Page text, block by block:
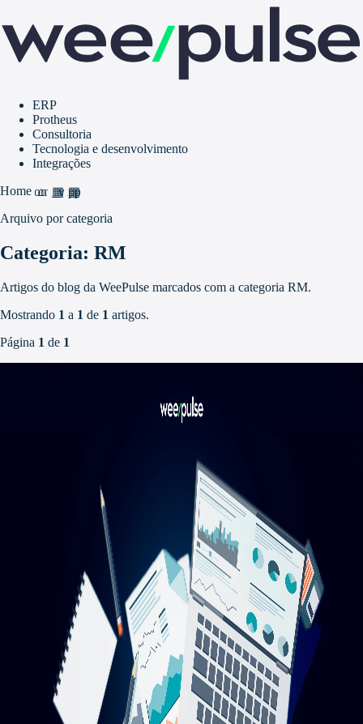
ERP
Protheus
Consultoria
Tecnologia e desenvolvimento
Integrações
Homehome
grid_view
apps
Arquivo por categoria
Categoria: RM
Artigos do blog da WeePulse marcados com a categoria RM.
Mostrando 1 a 1 de 1 artigos.
Página 1 de 1